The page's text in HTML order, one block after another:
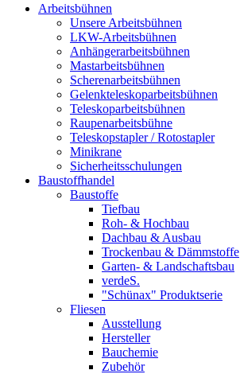
Arbeitsbühnen
Unsere Arbeitsbühnen
LKW-Arbeitsbühnen
Anhängerarbeitsbühnen
Mastarbeitsbühnen
Scherenarbeitsbühnen
Gelenkteleskoparbeitsbühnen
Teleskoparbeitsbühnen
Raupenarbeitsbühne
Teleskopstapler / Rotostapler
Minikrane
Sicherheitsschulungen
Baustoffhandel
Baustoffe
Tiefbau
Roh- & Hochbau
Dachbau & Ausbau
Trockenbau & Dämmstoffe
Garten- & Landschaftsbau
verdeS.
"Schünax" Produktserie
Fliesen
Ausstellung
Hersteller
Bauchemie
Zubehör